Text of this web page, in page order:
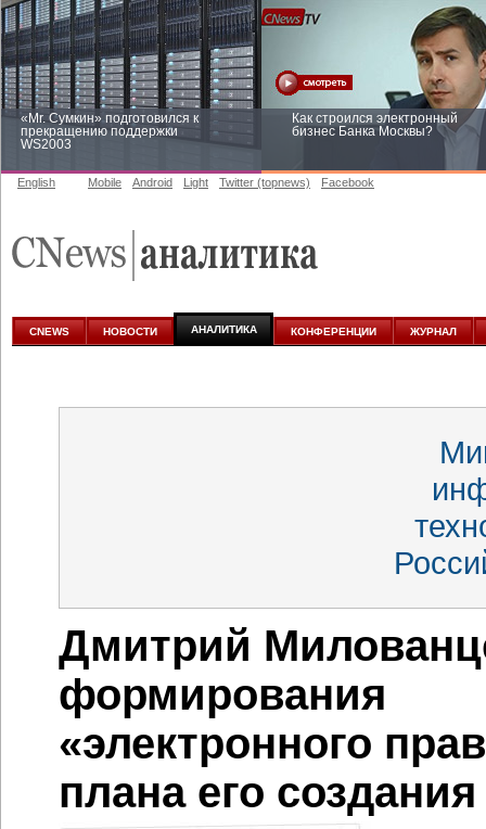
«Mr. Сумкин» подготовился к
прекращению поддержки
WS2003
Как строился электронный
бизнес Банка Москвы?
аналитике
English Mobile Android Light Twitter (topnews) Facebook
CNEWS НОВОСТИ АНАЛИТИКА КОНФЕРЕНЦИИ ЖУРНАЛ
Дмитрий
формирования
«электронного
плана его создания